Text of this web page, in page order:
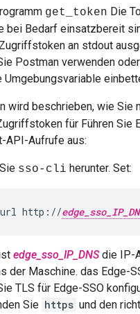
get_token Die
bei Bedarf einsatzbereit
an stdout
Postman verwenden
Umgebungsvariable
wird beschrieben, wie Sie
für Führen Sie
API-Aufrufe aus:
sso-cli herunter. Set:
http://
edge_sso_IP_DNSdie IP-
der Maschine. das Edge-
TLS für Edge-SSO
Sie https und den